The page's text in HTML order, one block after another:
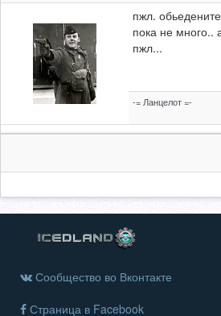
пжл.
пока не много..
пжл...
-= Ланцелот =-
Сообщество во Вконтакте
Страница в Facebook